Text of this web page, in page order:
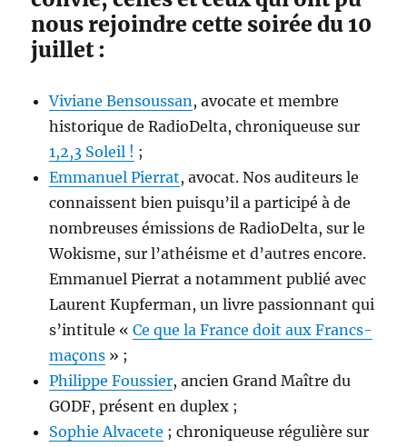
nous rejoindre cette soirée du 10
juillet :
Viviane Bensoussan, avocate et membre
historique de RadioDelta, chroniqueuse sur
1,2,3 Soleil ! ;
Emmanuel Pierrat, avocat. Nos auditeurs le
connaissent bien puisqu’il a participé à de
nombreuses émissions de RadioDelta, sur le
Wokisme, sur l’athéisme et d’autres encore.
Emmanuel Pierrat a notamment publié avec
Laurent Kupferman, un livre passionnant qui
s’intitule «Ce que la France doit aux Francs-
maçons » ;
Philippe Foussier, ancien Grand Maître du
GODF, présent en duplex ;
Sophie Alvacete ; chroniqueuse régulière sur